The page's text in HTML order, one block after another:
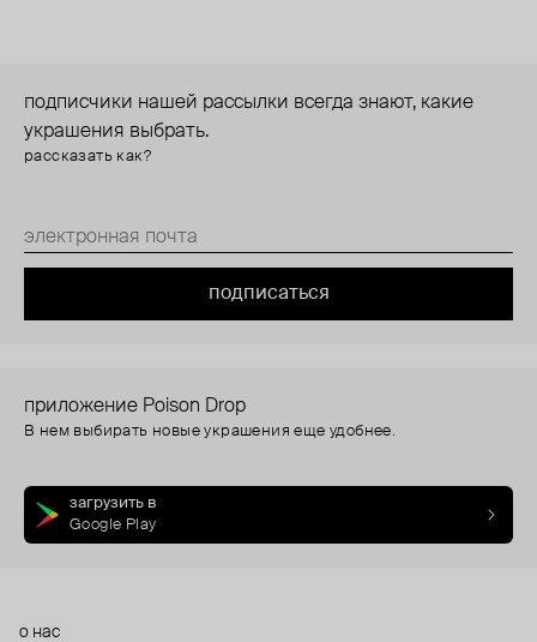
подписчики нашей рассылки всегда знают, какие
украшения выбрать.
рассказать как?
подписаться
приложение Poison Drop
В нем выбирать новые украшения еще удобнее.
загрузить в
Google Play
о нас